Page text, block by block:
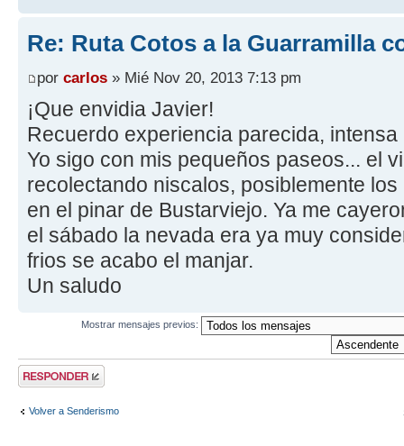
Re: Ruta Cotos a la Guarramilla
por carlos » Mié Nov 20, 2013 7:13 pm
¡Que envidia Javier!
Recuerdo experiencia parecida,
Yo sigo con mis pequeños paseos... el
recolectando niscalos, posiblemente
en el pinar de Bustarviejo. Ya me
el sábado la nevada era ya muy
frios se acabo el manjar.
Un saludo
Mostrar mensajes previos:
Publicar una
respuesta
Volver a Senderismo